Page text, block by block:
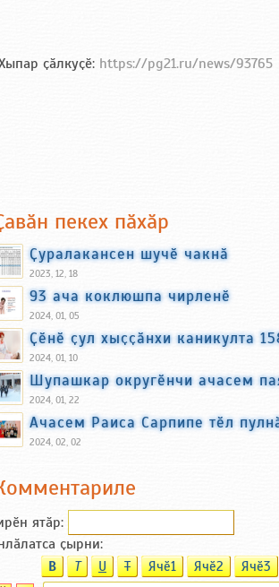
ҫӑлкуҫӗ: https://pg21.ru/news/93765
пекех пӑхӑр
Ҫуралакансен шучӗ чакнӑ
2023, 12, 18
93 ача коклюшпа чирленӗ
2024, 01, 05
Ҫӗнӗ ҫул хыҫҫӑнхи каникулта
2024, 01, 10
Шупашкар округӗнчи ачасем
2024, 01, 22
Ачасем Раиса Сарпипе тӗл
2024, 02, 02
ятӑp:
ҫырни:
B T U T Ячӗ1 Ячӗ2 Ячӗ3